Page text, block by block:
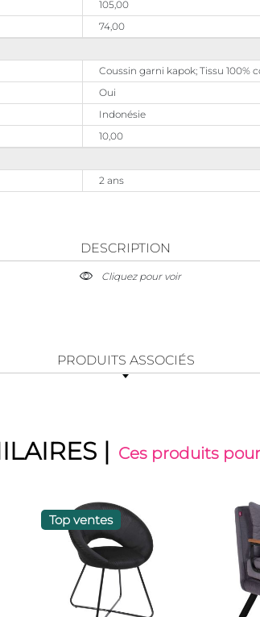
105,00
74,00
Coussin garni kapok; Tissu 100%
Oui
Indonésie
10,00
2 ans
DESCRIPTION
Cliquez pour voir
PRODUITS ASSOCIÉS
| Ces produits
Top ventes